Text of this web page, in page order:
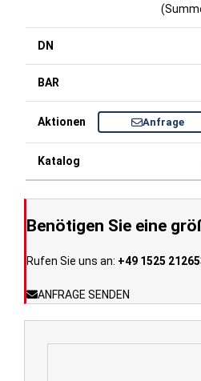
Anfrage
Benötigen Sie eine
Rufen Sie uns an: +49 1525
ANFRAGE SENDEN